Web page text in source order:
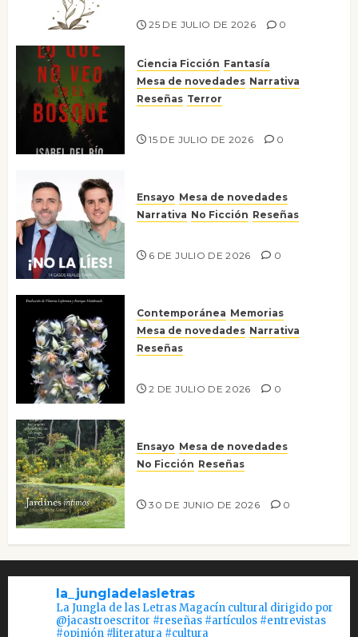
25 DE JULIO DE 2026 0
Ciencia Ficción Fantasía
Mesa de novedades Narrativa
Reseñas Terror
15 DE JULIO DE 2026 0
Ensayo Mesa de novedades
Narrativa No Ficción Reseñas
6 DE JULIO DE 2026 0
Contemporánea Memorias
Mesa de novedades Narrativa
Reseñas
2 DE JULIO DE 2026 0
Ensayo Mesa de novedades
No Ficción Reseñas
30 DE JUNIO DE 2026 0
la_jungladelasletras
La Jungla de las Letras Magacín cultural dirigido por
@jacastroescritor #reseñas #artículos #entrevistas
#opinión #literatura #cultura